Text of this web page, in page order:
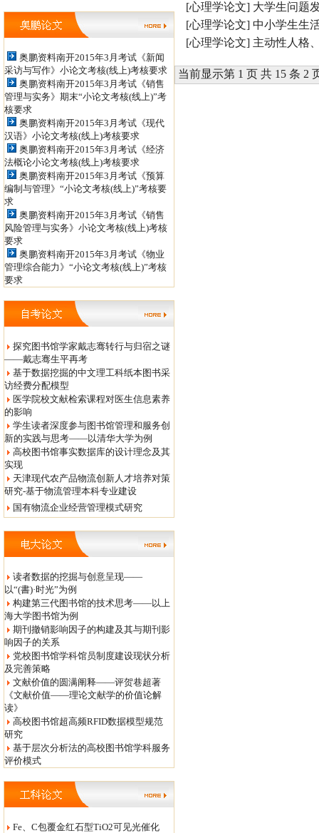
称论文发表QQ: 979934524，
852398450 投稿信箱：
jiaoshizhijia888@126.com
奥鹏资料南开2015年3月考试《新闻
采访与写作》小论文考核(线上)考核要求
奥鹏资料南开2015年3月考试《销售
管理与实务》期末“小论文考核(线上)”考
核要求
奥鹏资料南开2015年3月考试《现代
汉语》小论文考核(线上)考核要求
奥鹏资料南开2015年3月考试《经济
法概论小论文考核(线上)考核要求
奥鹏资料南开2015年3月考试《预算
编制与管理》“小论文考核(线上)”考核要
求
奥鹏资料南开2015年3月考试《销售
风险管理与实务》小论文考核(线上)考核
要求
奥鹏资料南开2015年3月考试《物业
管理综合能力》“小论文考核(线上)”考核
要求
探究图书馆学家戴志骞转行与归宿之谜
——戴志骞生平再考
基于数据挖掘的中文理工科纸本图书采
访经费分配模型
医学院校文献检索课程对医生信息素养
的影响
学生读者深度参与图书馆管理和服务创
新的实践与思考——以清华大学为例
高校图书馆事实数据库的设计理念及其
实现
天津现代农产品物流创新人才培养对策
研究-基于物流管理本科专业建设
国有物流企业经营管理模式研究
读者数据的挖掘与创意呈现——
以“(書)·时光”为例
构建第三代图书馆的技术思考——以上
海大学图书馆为例
期刊撤销影响因子的构建及其与期刊影
响因子的关系
党校图书馆学科馆员制度建设现状分析
及完善策略
文献价值的圆满阐释——评贺巷超著
《文献价值——理论文献学的价值论解
读》
高校图书馆超高频RFID数据模型规范
研究
基于层次分析法的高校图书馆学科服务
评价模式
Fe、C包覆金红石型TiO2可见光催化
[心理学论文] 大学生问题
[心理学论文] 中小学生生
[心理学论文] 主动性人格
当前显示第 1 页 共 15 条 2